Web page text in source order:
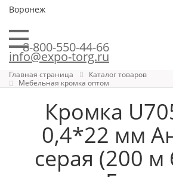
Воронеж
8-800-550-44-66
info@expo-torg.ru
Главная страница
Каталог товаров
Мебельная кромка оптом
Кромка
0,4*22 мм
серая (200 м